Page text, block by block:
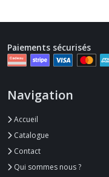
Paiements sécurisés
Navigation
Accueil
Catalogue
Contact
Qui sommes nous ?